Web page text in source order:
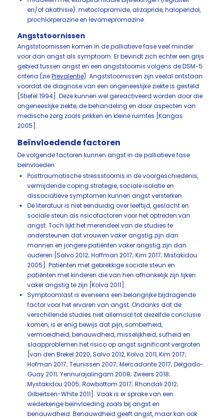
en/of akathisie): metoclopramide, alizapride, haloperidol,
prochlorperazine en levomepromazine.
Angststoornissen
Angststoornissen komen in de palliatieve fase veel minder
voor dan angst als symptoom. Er bevindt zich echter een grijs
gebied tussen angst en een angststoornis volgens de DSM-5
criteria (ziePrevalentie). Angststoornissen zijn veelal ontstaan
voordat de diagnose van een ongeneeslijke ziekte is gesteld
[Stiefel 1994]. Deze kunnen wel gereactiveerd worden door die
ongeneeslijke ziekte, de behandeling en door aspecten van
medische zorg zoals prikken en kleine ruimtes [Kangas
2005].
Beïnvloedende factoren
De volgende factoren kunnen angst in de palliatieve fase
beïnvloeden:
Posttraumatische stressstoornis in de voorgeschiedenis,
vermijdende coping strategie, sociale isolatie en
dissociatieve symptomen kunnen angst versterken.
De literatuur is niet eenduidig over leeftijd, geslacht en
sociale steun als risicofactoren voor het optreden van
angst. Toch lijkt het merendeel van de studies te
ondersteunen dat vrouwen vaker angstig zijn dan
mannen en jongere patiënten vaker angstig zijn dan
ouderen [Salvo 2012; Hoffman 2017; Kim 2017; Mistakidou
2005]. Patiënten met gebrekkige sociale steun en
patiënten met kinderen die van hen afhankelijk zijn lijken
vaker angstig te zijn [Kolva 2011].
Symptoomlast is eveneens een belangrijke bijdragende
factor voor het ervaren van angst. Ondanks dat de
verschillende studies niet allemaal tot dezelfde conclusie
komen, is er enig bewijs dat pijn, somberheid,
vermoeidheid, benauwdheid, misselijkheid, sufheid en
slaapproblemen het risico op angst significant vergroten
[van den Brekel 2020, Salvo 2012, Kolva 2011, Kim 2017;
Hofman 2017; Teunissen 2007; Mercadante 2017; Delgado-
Guay 2011; Yennurajalingam 2008; Zweers 2018;
Mystakidou 2005; Rowbottom 2017; Rhondali 2012;
Gilbertsen-White 2011]. Vaak is er sprake van een
wederkerige beïnvloeding zoals bij angst en
benauwdheid. Benauwdheid geeft angst, maar kan ook